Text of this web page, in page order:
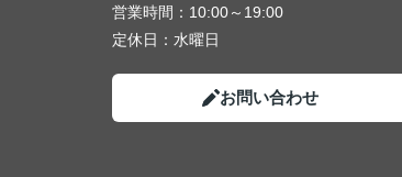
営業時間： 10:00～19:00
定休日： 水曜日
お問い合わせ